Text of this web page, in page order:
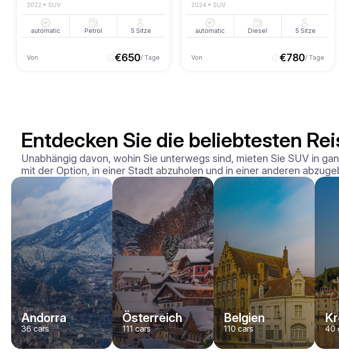
2022 • SUV
automatic Petrol 5 Sitze
Von €650/ Tage
2024 • SUV
automatic Diesel 5 Sitze
Von €780/ Tage
Entdecken Sie die beliebtesten
Unabhängig davon, wohin Sie unterwegs sind, mieten Sie SUV in
mit der Option, in einer Stadt abzuholen und in einer anderen
Andorra
36cars
Österreich
111 cars
Belgien
110cars 40